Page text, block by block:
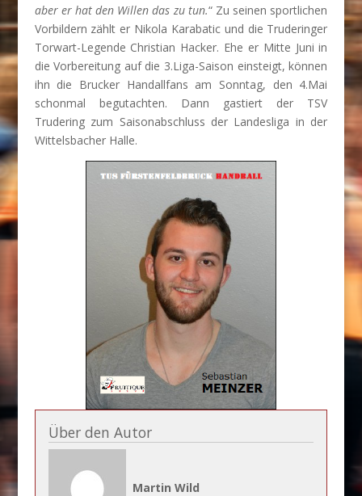
aber er hat den Willen das zu tun.“ Zu seinen sportlichen
Vorbildern zählt er Nikola Karabatic und die Truderinger
Torwart-Legende Christian Hacker. Ehe er Mitte Juni in
die Vorbereitung auf die 3.Liga-Saison einsteigt, können
ihn die Brucker Handallfans am Sonntag, den 4.Mai
schonmal begutachten. Dann gastiert der TSV
Trudering zum Saisonabschluss der Landesliga in der
Wittelsbacher Halle.
Über den Autor
Martin Wild